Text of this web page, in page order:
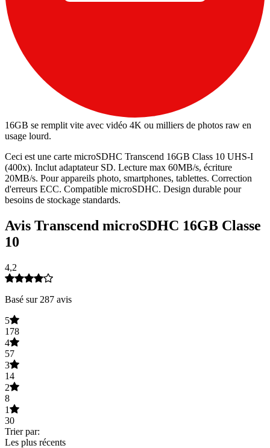
16GB se remplit vite avec vidéo 4K ou milliers de photos raw en
usage lourd.
Ceci est une carte microSDHC Transcend 16GB Class 10 UHS-I
(400x). Inclut adaptateur SD. Lecture max 60MB/s, écriture
20MB/s. Pour appareils photo, smartphones, tablettes. Correction
d'erreurs ECC. Compatible microSDHC. Design durable pour
besoins de stockage standards.
Avis Transcend microSDHC 16GB Classe
10
4,2
Basé sur 287 avis
5
178
4
57
3
14
2
8
1
30
Trier par:
Les plus récents